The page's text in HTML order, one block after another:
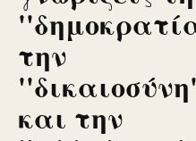
την
και την